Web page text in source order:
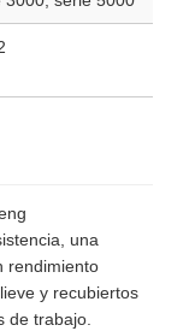
una
rendimiento
y recubiertos
de trabajo.